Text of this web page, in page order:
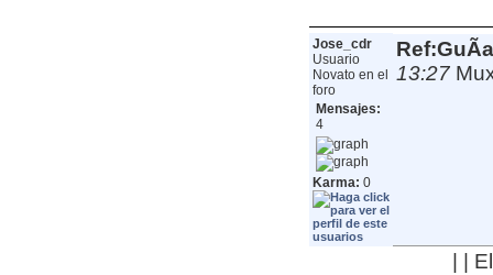
Jose_cdr
Usuario
Novato en el
foro
Mensajes:
4
Karma: 0
13:27
| |